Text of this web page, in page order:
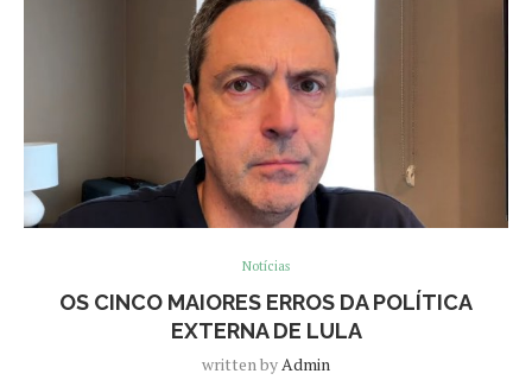
Notícias
OS CINCO MAIORES ERROS DA POLÍTICA
EXTERNA DE LULA
written byAdmin